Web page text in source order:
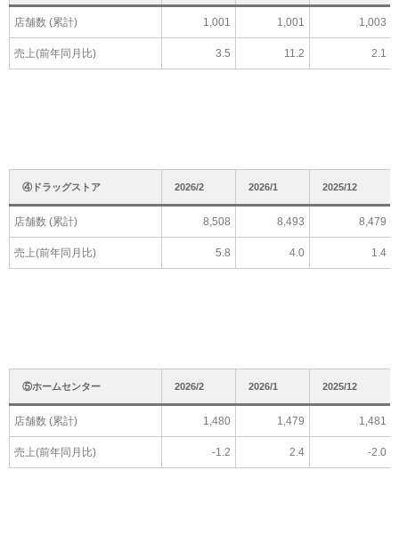
店舗数 (累計) 1,001 1,001 1,003
売上(前年同月比) 3.5 11.2 2.1
④ドラッグストア 2026/2 2026/1 2025/12
店舗数 (累計) 8,508 8,493 8,479
売上(前年同月比) 5.8 4.0 1.4
⑤ホームセンター 2026/2 2026/1 2025/12
店舗数 (累計) 1,480 1,479 1,481
売上(前年同月比) -1.2 2.4 -2.0